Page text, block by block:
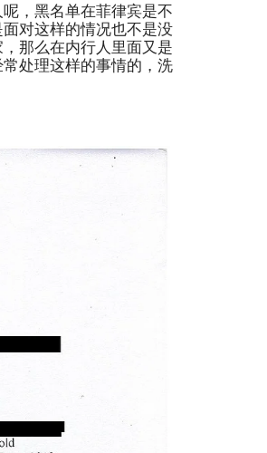
，黑名单在菲律宾是不
对这样的情况也不是没
那么在内行人里面又是
处理这样的事情的，洗